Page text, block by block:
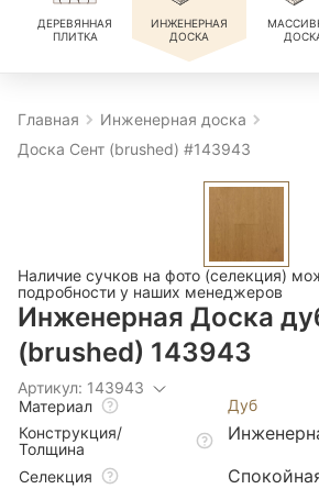
ДЕРЕВЯННАЯ
ПЛИТКА
ИНЖЕНЕРНАЯ
ДОСКА
Главная
Инженерная доска
Доска Сент (brushed) #143943
Наличие сучков на фото (селекция)
подробности у наших менеджеров
Инженерная Доска
(brushed) 143943
Артикул: 143943
Материал
Дуб
Конструкция/
Толщина
Селекция